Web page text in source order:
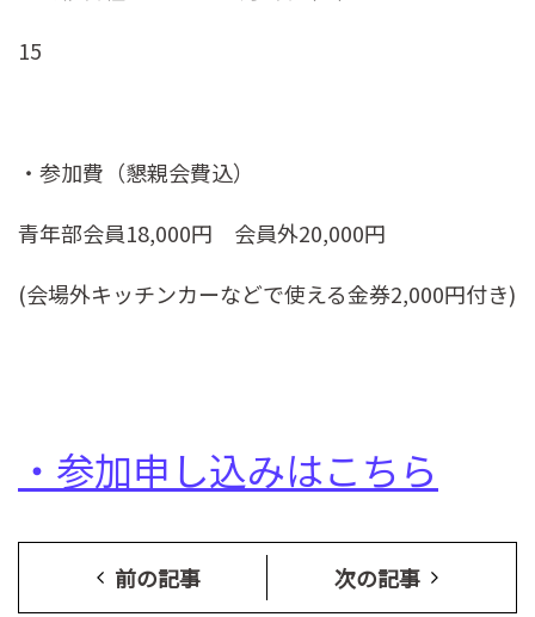
15
・参加費（懇親会費込）
青年部会員18,000円 会員外20,000円
(会場外キッチンカーなどで使える金券2,000円付き)
・参加申し込みはこちら
前の記事 次の記事